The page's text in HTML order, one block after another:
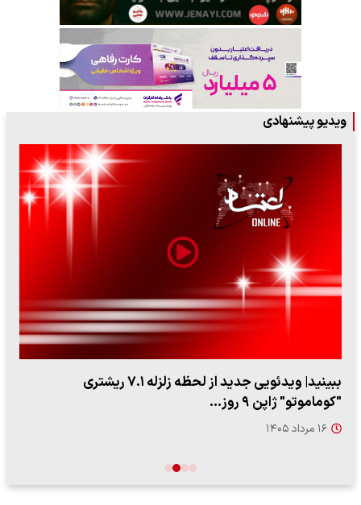
ویدیو پیشنهادی
ببینید| ویدئویی جدید از لحظه زلزله ۷.۱ ریشتری
"کوماموتو" ژاپن ۹ روز…
۱۶ مرداد ۱۴۰۵